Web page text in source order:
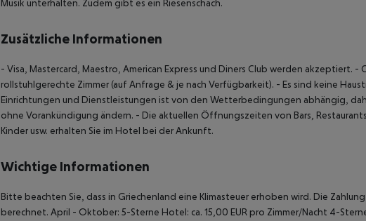
Musik unterhalten. Zudem gibt es ein Riesenschach.
Zusätzliche Informationen
- Visa, Mastercard, Maestro, American Express und Diners Club werden akzeptiert. -
rollstuhlgerechte Zimmer (auf Anfrage & je nach Verfügbarkeit). - Es sind keine
Einrichtungen und Dienstleistungen ist von den Wetterbedingungen abhängig,
ohne Vorankündigung ändern. - Die aktuellen Öffnungszeiten von Bars,
Kinder usw. erhalten Sie im Hotel bei der Ankunft.
Wichtige Informationen
Bitte beachten Sie, dass in Griechenland eine Klimasteuer erhoben wird. Die
berechnet. April - Oktober: 5-Sterne Hotel: ca. 15,00 EUR pro Zimmer/Nacht 4-